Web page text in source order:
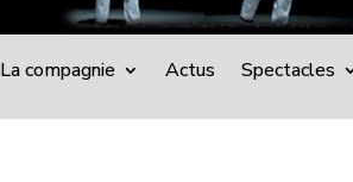
La compagnie Actus Spectacles